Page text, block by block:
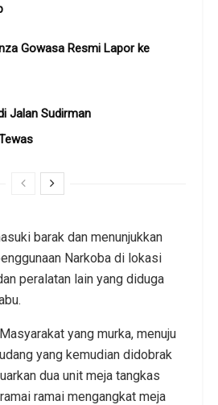
Gowasa Resmi Lapor ke
Jalan Sudirman
barak dan menunjukkan
Narkoba di lokasi
peralatan lain yang diduga
yang murka, menuju
yang kemudian didobrak
dua unit meja tangkas
ramai mengangkat meja